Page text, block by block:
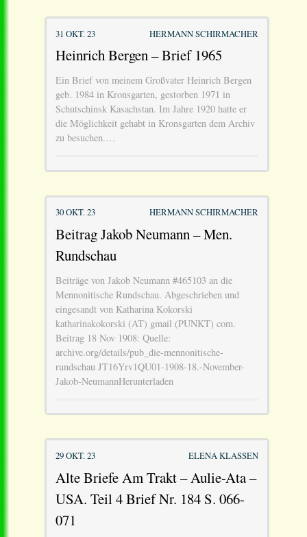
31 OKT. 23 HERMANN SCHIRMACHER
Heinrich Bergen – Brief 1965
Ein Brief von meinem Großvater Heinrich Bergen
geb. 1984 in Kronsgarten, gestorben 1971 in
Schutschinsk Kasachstan. Im Jahre 1920 hatte er
die Möglichkeit gehabt in Kronsgarten dem Archiv
zu besuchen.…
30 OKT. 23 HERMANN SCHIRMACHER
Beitrag Jakob Neumann – Men.
Rundschau
Beiträge von Jakob Neumann #465103 an die
Mennonitische Rundschau. Abgeschrieben und
eingesandt von Katharina Kokorski
katharinakokorski (AT) gmail (PUNKT) com.
Beitrag 18 Nov 1908: Quelle:
archive.org/details/pub_die-mennonitische-
rundschau JT16Yrv1QU01-1908-18.-November-
Jakob-NeumannHerunterladen
29 OKT. 23 ELENA KLASSEN
Alte Briefe Am Trakt – Aulie-Ata –
USA. Teil 4 Brief Nr. 184 S. 066-
071